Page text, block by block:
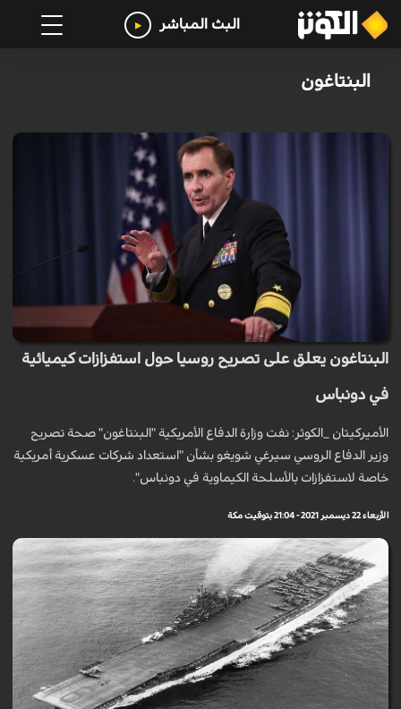
البث المباشر
البنتاغون
البنتاغون يعلق على تصريح روسيا حول استفزازات كيميائية
في دونباس
الأميركيتان _الكوثر: نفت وزارة الدفاع الأمريكية "البنتاغون" صحة تصريح
وزير الدفاع الروسي سيرغي شويغو بشأن "استعداد شركات عسكرية أمريكية
خاصة لاستفزازات بالأسلحة الكيماوية في دونباس".
الأربعاء 22 ديسمبر 2021 - 21:04 بتوقيت مكة